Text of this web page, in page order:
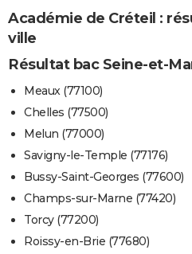
Académie de Créteil :
ville
Résultat bac Seine-et-
Meaux (77100)
Chelles (77500)
Melun (77000)
Savigny-le-Temple (77176)
Bussy-Saint-Georges (77600)
Champs-sur-Marne (77420)
Torcy (77200)
Roissy-en-Brie (77680)